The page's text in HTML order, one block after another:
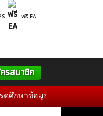
ฟรี EA
รสมาชิก
กิจกรรม
ฟอรั่ม
าข้อมูลก่อนการตัดสินใจลง